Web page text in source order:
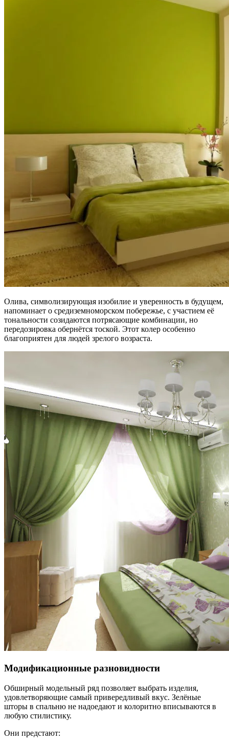
Олива, символизирующая изобилие и уверенность в будущем,
напоминает о средиземноморском побережье, с участием её
тональности созидаются потрясающие комбинации, но
передозировка обернётся тоской. Этот колер особенно
благоприятен для людей зрелого возраста.
Модификационные разновидности
Обширный модельный ряд позволяет выбрать изделия,
удовлетворяющие самый привередливый вкус. Зелёные
шторы в спальню не надоедают и колоритно вписываются в
любую стилистику.
Они предстают: